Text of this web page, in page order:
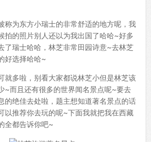
称为东方小瑞士的非常舒适的地方呢，我
拍的照片别人还以为我出国了哈哈~好多
了瑞士哈哈，林芝非常田园诗意~去林芝
好选择哈哈~
就多啦，别看大家都说林芝小但是林芝该
~而且还有很多的世界闻名景点呢~要去
的绝佳去处啦，题主想知道著名景点的话
以推荐你去玩的呢~下面我就把我在西藏
全都告诉你吧~